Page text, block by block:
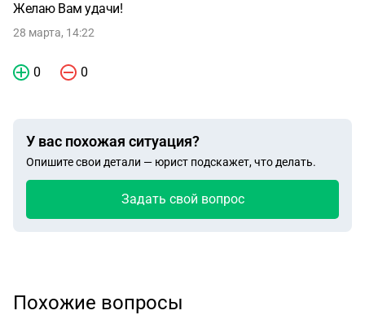
Желаю Вам удачи!
28 марта, 14:22
0 0
У вас похожая ситуация?
Опишите свои детали — юрист подскажет, что делать.
Задать свой вопрос
Похожие вопросы